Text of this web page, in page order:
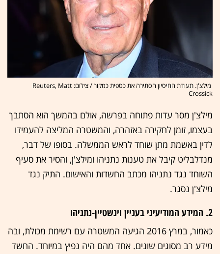
מילצ'ן. תעודת החיסיון הסתירה את כספית כמקור / צילום: Reuters, Matt
Crossick
מילצ'ן מסר עדות פתוחה בפרשה, אולם בהמשך הוא הסתבך
בעצמו, זומן לחקירה באזהרה, והמשטרה המליצה להעמידו
לדין באשמת מתן שוחד לראש הממשלה. בסופו של דבר,
מנדלבליט קיבל את טענות נתניהו ומילצ'ן, והסיר את סעיף
השוחד נגד נתניהו מכתב החשדות והאישום. התיק נגד
מילצ'ן נסגר.
2. המידע המודיעיני בעניין וינשטיין-נתניהו
כאמור, במרץ 2016 הגיעה המשטרה עם רשימת מכולת, ובה
מידע רב מסוגים שונים. אחד מהם היה נפיץ במיוחד. החשד